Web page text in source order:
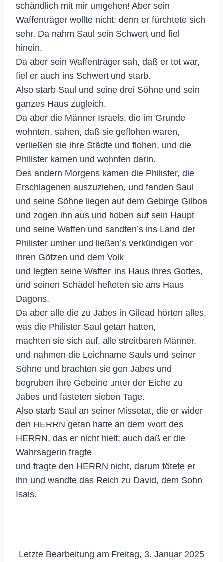
schändlich mit mir umgehen! Aber sein
Waffenträger wollte nicht; denn er fürchtete sich
sehr. Da nahm Saul sein Schwert und fiel
hinein.
Da aber sein Waffenträger sah, daß er tot war,
fiel er auch ins Schwert und starb.
Also starb Saul und seine drei Söhne und sein
ganzes Haus zugleich.
Da aber die Männer Israels, die im Grunde
wohnten, sahen, daß sie geflohen waren,
verließen sie ihre Städte und flohen, und die
Philister kamen und wohnten darin.
Des andern Morgens kamen die Philister, die
Erschlagenen auszuziehen, und fanden Saul
und seine Söhne liegen auf dem Gebirge Gilboa
und zogen ihn aus und hoben auf sein Haupt
und seine Waffen und sandten’s ins Land der
Philister umher und ließen’s verkündigen vor
ihren Götzen und dem Volk
und legten seine Waffen ins Haus ihres Gottes,
und seinen Schädel hefteten sie ans Haus
Dagons.
Da aber alle die zu Jabes in Gilead hörten alles,
was die Philister Saul getan hatten,
machten sie sich auf, alle streitbaren Männer,
und nahmen die Leichname Sauls und seiner
Söhne und brachten sie gen Jabes und
begruben ihre Gebeine unter der Eiche zu
Jabes und fasteten sieben Tage.
Also starb Saul an seiner Missetat, die er wider
den HERRN getan hatte an dem Wort des
HERRN, das er nicht hielt; auch daß er die
Wahrsagerin fragte
und fragte den HERRN nicht, darum tötete er
ihn und wandte das Reich zu David, dem Sohn
Isais.
Letzte Bearbeitung am Freitag, 3. Januar 2025